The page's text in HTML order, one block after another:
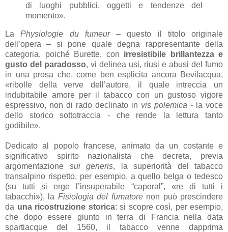
di luoghi pubblici, oggetti e tendenze del
momento».
LaPhysiologie du fumeur– questo il titolo originale
dell’opera – si pone quale degna rappresentante della
categoria, poiché Burette, con irresistibile brillantezza e
gusto del paradosso, vi delinea usi, riusi e abusi del fumo
in una prosa che, come ben esplicita ancora Bevilacqua,
«ribolle della verve dell’autore, il quale intreccia un
indubitabile amore per il tabacco con un gustoso vigore
espressivo, non di rado declinato in vis polemica - la voce
dello storico sottotraccia - che rende la lettura tanto
godibile».
Dedicato al popolo francese, animato da un costante e
significativo spirito nazionalista che decreta, previa
argomentazione sui generis, la superiorità del tabacco
transalpino rispetto, per esempio, a quello belga o tedesco
(su tutti si erge l’insuperabile “caporal”, «re di tutti i
tabacchi»), la Fisiologia del fumatorenon può prescindere
da una ricostruzione storica: si scopre così, per esempio,
che dopo essere giunto in terra di Francia nella data
spartiacque del 1560, il tabacco venne dapprima